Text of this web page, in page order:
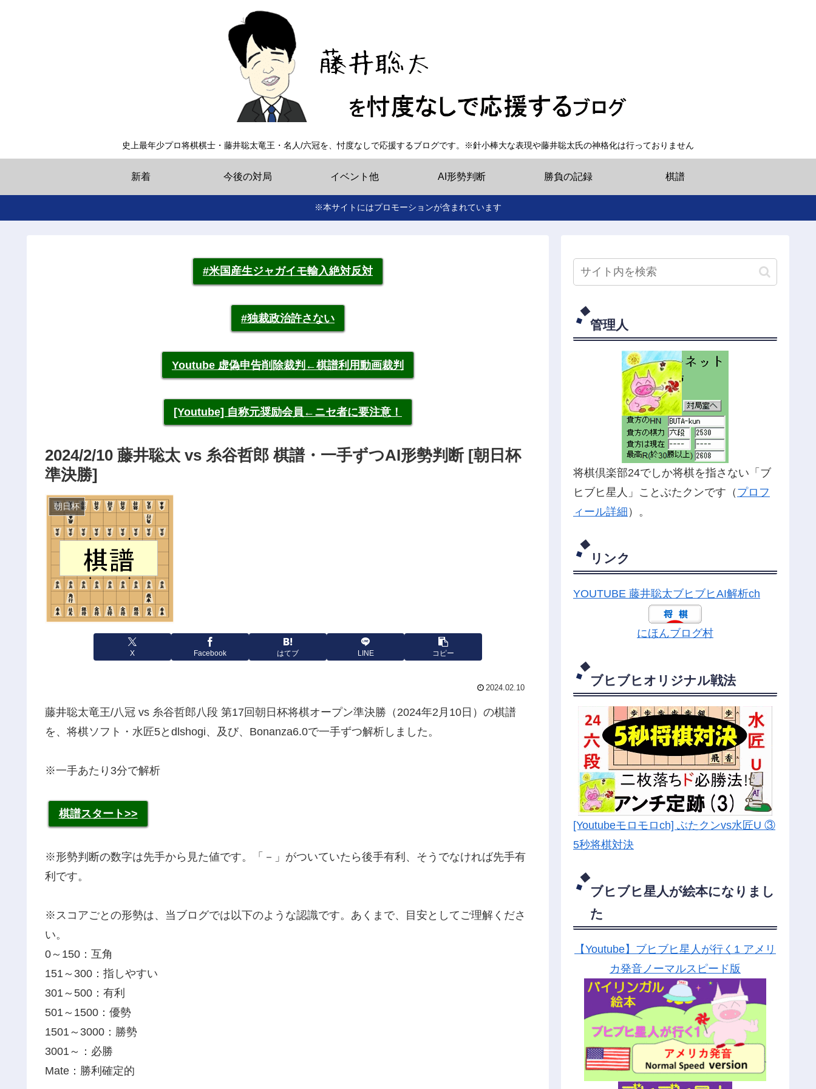
史上最年少プロ将棋棋士・藤井聡太竜王・名人/六冠を、忖度なしで応援するブログです。※針小棒大な表現や藤井聡太氏の神格化は行っておりません
新着 今後の対局 イベント他 AI形勢判断 勝負の記録 棋譜
※本サイトにはプロモーションが含まれています
#米国産生ジャガイモ輸入絶対反対
#独裁政治許さない
Youtube 虚偽申告削除裁判←棋譜利用動画裁判
[Youtube] 自称元奨励会員←ニセ者に要注意！
2024/2/10 藤井聡太 vs 糸谷哲郎 棋譜・一手ずつAI形勢判断 [朝日杯
準決勝]
朝日杯
X Facebook はてブ LINE コピー
2024.02.10
藤井聡太竜王/八冠 vs 糸谷哲郎八段 第17回朝日杯将棋オープン準決勝（2024年2月10日）の棋譜
を、将棋ソフト・水匠5とdlshogi、及び、Bonanza6.0で一手ずつ解析しました。
※一手あたり3分で解析
棋譜スタート>>
※形勢判断の数字は先手から見た値です。「－」がついていたら後手有利、そうでなければ先手有
利です。
※スコアごとの形勢は、当ブログでは以下のような認識です。あくまで、目安としてご理解くださ
い。
0～150：互角
151～300：指しやすい
301～500：有利
501～1500：優勢
1501～3000：勝勢
3001～：必勝
Mate：勝利確定的
管理人
将棋倶楽部24でしか将棋を指さない「ブ
ヒブヒ星人」ことぶたクンです（ プロフ
ィール詳細 ）。
リンク
YOUTUBE 藤井聡太ブヒブヒAI解析ch
にほんブログ村
ブヒブヒオリジナル戦法
[Youtubeモロモロch] ぶたクンvs水匠U ③
5秒将棋対決
ブヒブヒ星人が絵本になりまし
た
【Youtube】ブヒブヒ星人が行く1 アメリ
カ発音ノーマルスピード版